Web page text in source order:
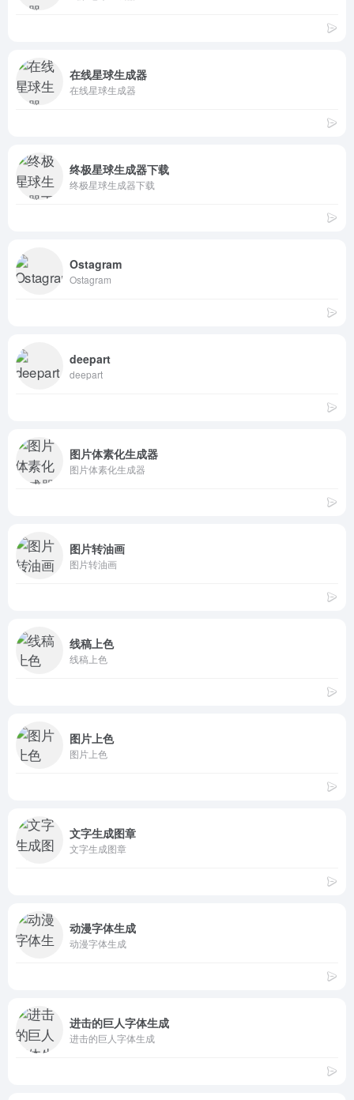
在线星球生成器
在线星球生成器
终极星球生成器下载
终极星球生成器下载
Ostagram
Ostagram
deepart
deepart
图片体素化生成器
图片体素化生成器
图片转油画
图片转油画
线稿上色
线稿上色
图片上色
图片上色
文字生成图章
文字生成图章
动漫字体生成
动漫字体生成
进击的巨人字体生成
进击的巨人字体生成